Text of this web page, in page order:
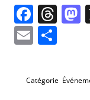
Email
Catégorie